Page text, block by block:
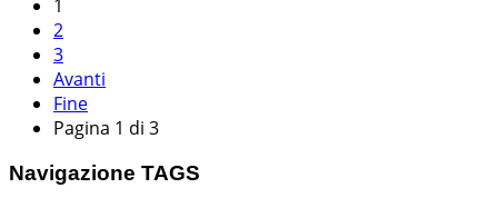
1
2
3
Avanti
Fine
Pagina 1 di 3
Navigazione TAGS